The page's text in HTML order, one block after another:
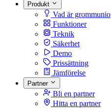
Produkt
Vad är grommunio
Funktioner
Teknik
Säkerhet
Demo
Prissättning
Jämförelse
Partner
Bli en partner
Hitta en partner